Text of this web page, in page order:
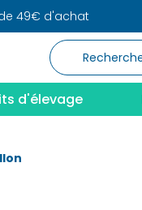
49€ d'achat
d'élevage